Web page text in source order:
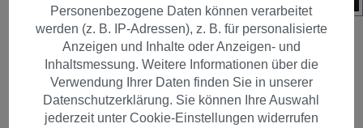
Perücke Schnauzbart Grau
Wild Einstein Opa 31999-
Personenbezogene Daten können verarbeitet
werden (z. B. IP-Adressen), z. B. für personalisierte
Anzeigen und Inhalte oder Anzeigen- und
Inhaltsmessung. Weitere Informationen über die
Verwendung Ihrer Daten finden Sie in unserer
Datenschutzerklärung. Sie können Ihre Auswahl
jederzeit unter Cookie-Einstellungen widerrufen